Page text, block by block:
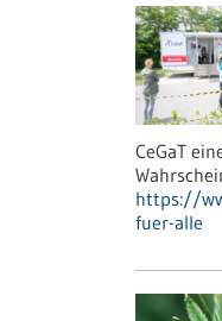
CeGaT
https://
fuer-alle